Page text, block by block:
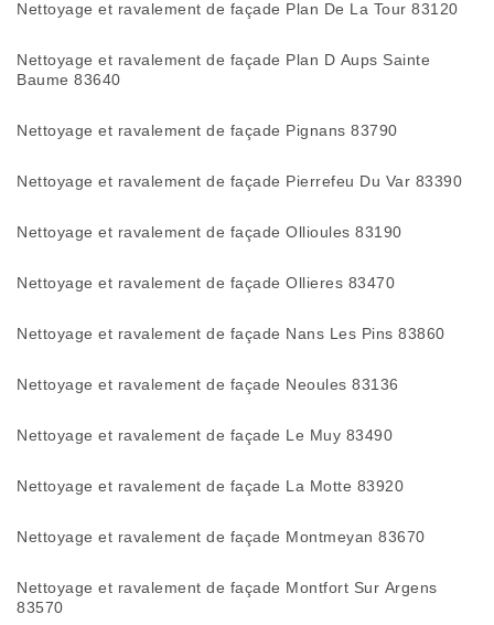
Nettoyage et ravalement de façade Plan De La Tour 83120
Nettoyage et ravalement de façade Plan D Aups Sainte
Baume 83640
Nettoyage et ravalement de façade Pignans 83790
Nettoyage et ravalement de façade Pierrefeu Du Var 83390
Nettoyage et ravalement de façade Ollioules 83190
Nettoyage et ravalement de façade Ollieres 83470
Nettoyage et ravalement de façade Nans Les Pins 83860
Nettoyage et ravalement de façade Neoules 83136
Nettoyage et ravalement de façade Le Muy 83490
Nettoyage et ravalement de façade La Motte 83920
Nettoyage et ravalement de façade Montmeyan 83670
Nettoyage et ravalement de façade Montfort Sur Argens
83570